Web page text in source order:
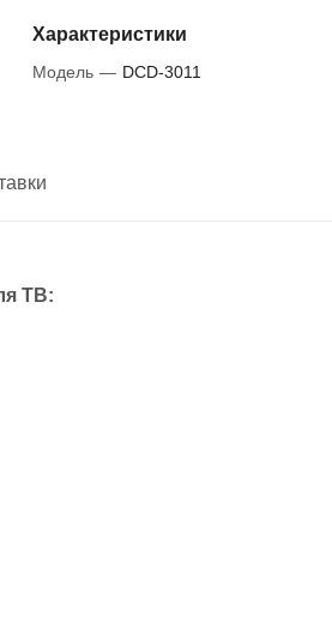
Характеристики
Модель — DCD-3011
ТВ: